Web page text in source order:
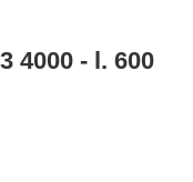
4000 - l. 600